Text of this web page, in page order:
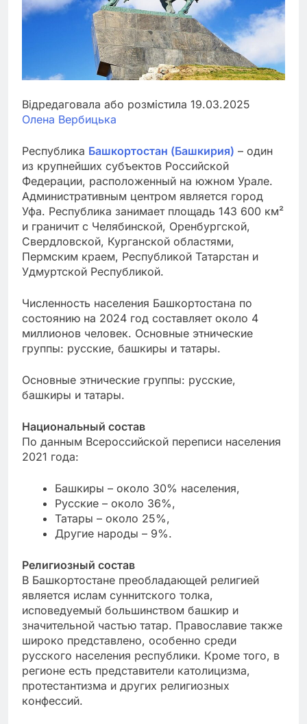
Відредаговала або розмістила 19.03.2025
Олена Вербицька
Республика Башкортостан (Башкирия) – один
из крупнейших субъектов Российской
Федерации, расположенный на южном Урале.
Административным центром является город
Уфа. Республика занимает площадь 143 600 км²
и граничит с Челябинской, Оренбургской,
Свердловской, Курганской областями,
Пермским краем, Республикой Татарстан и
Удмуртской Республикой.
Численность населения Башкортостана по
состоянию на 2024 год составляет около 4
миллионов человек. Основные этнические
группы: русские, башкиры и татары.
Основные этнические группы: русские,
башкиры и татары.
Национальный состав
По данным Всероссийской переписи населения
2021 года:
Башкиры – около 30% населения,
Русские – около 36%,
Татары – около 25%,
Другие народы – 9%.
Религиозный состав
В Башкортостане преобладающей религией
является ислам суннитского толка,
исповедуемый большинством башкир и
значительной частью татар. Православие также
широко представлено, особенно среди
русского населения республики. Кроме того, в
регионе есть представители католицизма,
протестантизма и других религиозных
конфессий.